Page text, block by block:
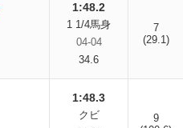
1:48.2
1 1/4馬身
04-04
34.6
7
(29.1)
1:48.3
クビ
9